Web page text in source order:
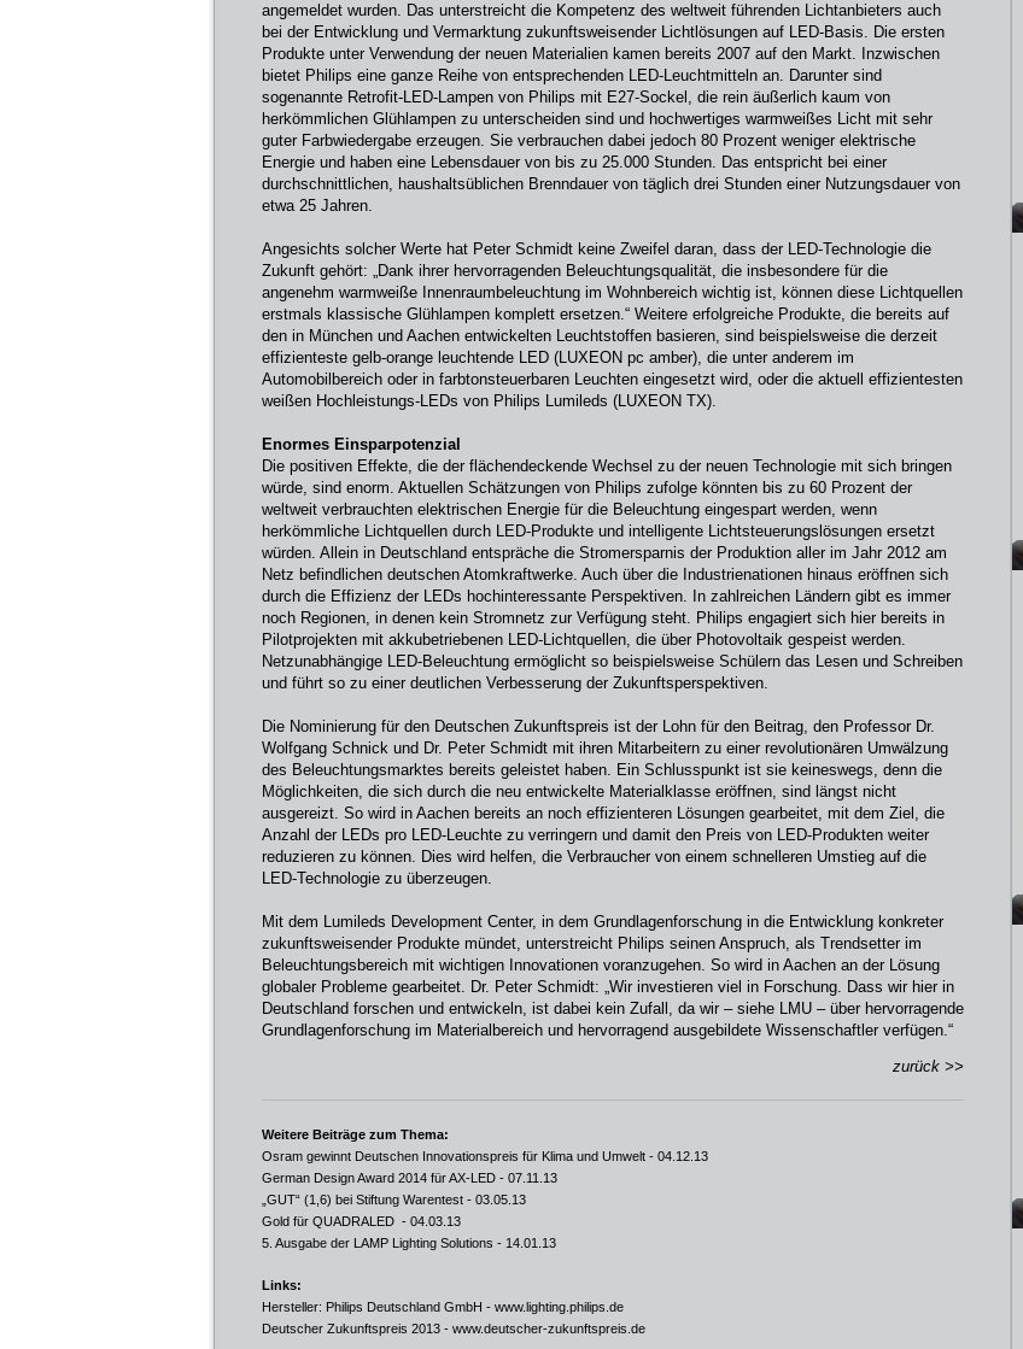
angemeldet wurden. Das unterstreicht die Kompetenz des weltweit führenden Lichtanbieters auch
bei der Entwicklung und Vermarktung zukunftsweisender Lichtlösungen auf LED-Basis. Die ersten
Produkte unter Verwendung der neuen Materialien kamen bereits 2007 auf den Markt. Inzwischen
bietet Philips eine ganze Reihe von entsprechenden LED-Leuchtmitteln an. Darunter sind
sogenannte Retrofit-LED-Lampen von Philips mit E27-Sockel, die rein äußerlich kaum von
herkömmlichen Glühlampen zu unterscheiden sind und hochwertiges warmweißes Licht mit sehr
guter Farbwiedergabe erzeugen. Sie verbrauchen dabei jedoch 80 Prozent weniger elektrische
Energie und haben eine Lebensdauer von bis zu 25.000 Stunden. Das entspricht bei einer
durchschnittlichen, haushaltsüblichen Brenndauer von täglich drei Stunden einer Nutzungsdauer von
etwa 25 Jahren.
Angesichts solcher Werte hat Peter Schmidt keine Zweifel daran, dass der LED-Technologie die
Zukunft gehört: „Dank ihrer hervorragenden Beleuchtungsqualität, die insbesondere für die
angenehm warmweiße Innenraumbeleuchtung im Wohnbereich wichtig ist, können diese Lichtquellen
erstmals klassische Glühlampen komplett ersetzen.“ Weitere erfolgreiche Produkte, die bereits auf
den in München und Aachen entwickelten Leuchtstoffen basieren, sind beispielsweise die derzeit
effizienteste gelb-orange leuchtende LED (LUXEON pc amber), die unter anderem im
Automobilbereich oder in farbtonsteuerbaren Leuchten eingesetzt wird, oder die aktuell effizientesten
weißen Hochleistungs-LEDs von Philips Lumileds (LUXEON TX).
Enormes Einsparpotenzial
Die positiven Effekte, die der flächendeckende Wechsel zu der neuen Technologie mit sich bringen
würde, sind enorm. Aktuellen Schätzungen von Philips zufolge könnten bis zu 60 Prozent der
weltweit verbrauchten elektrischen Energie für die Beleuchtung eingespart werden, wenn
herkömmliche Lichtquellen durch LED-Produkte und intelligente Lichtsteuerungslösungen ersetzt
würden. Allein in Deutschland entspräche die Stromersparnis der Produktion aller im Jahr 2012 am
Netz befindlichen deutschen Atomkraftwerke. Auch über die Industrienationen hinaus eröffnen sich
durch die Effizienz der LEDs hochinteressante Perspektiven. In zahlreichen Ländern gibt es immer
noch Regionen, in denen kein Stromnetz zur Verfügung steht. Philips engagiert sich hier bereits in
Pilotprojekten mit akkubetriebenen LED-Lichtquellen, die über Photovoltaik gespeist werden.
Netzunabhängige LED-Beleuchtung ermöglicht so beispielsweise Schülern das Lesen und Schreiben
und führt so zu einer deutlichen Verbesserung der Zukunftsperspektiven.
Die Nominierung für den Deutschen Zukunftspreis ist der Lohn für den Beitrag, den Professor Dr.
Wolfgang Schnick und Dr. Peter Schmidt mit ihren Mitarbeitern zu einer revolutionären Umwälzung
des Beleuchtungsmarktes bereits geleistet haben. Ein Schlusspunkt ist sie keineswegs, denn die
Möglichkeiten, die sich durch die neu entwickelte Materialklasse eröffnen, sind längst nicht
ausgereizt. So wird in Aachen bereits an noch effizienteren Lösungen gearbeitet, mit dem Ziel, die
Anzahl der LEDs pro LED-Leuchte zu verringern und damit den Preis von LED-Produkten weiter
reduzieren zu können. Dies wird helfen, die Verbraucher von einem schnelleren Umstieg auf die
LED-Technologie zu überzeugen.
Mit dem Lumileds Development Center, in dem Grundlagenforschung in die Entwicklung konkreter
zukunftsweisender Produkte mündet, unterstreicht Philips seinen Anspruch, als Trendsetter im
Beleuchtungsbereich mit wichtigen Innovationen voranzugehen. So wird in Aachen an der Lösung
globaler Probleme gearbeitet. Dr. Peter Schmidt: „Wir investieren viel in Forschung. Dass wir hier in
Deutschland forschen und entwickeln, ist dabei kein Zufall, da wir – siehe LMU – über hervorragende
Grundlagenforschung im Materialbereich und hervorragend ausgebildete Wissenschaftler verfügen.“
zurück >>
Weitere Beiträge zum Thema:
Osram gewinnt Deutschen Innovationspreis für Klima und Umwelt - 04.12.13
German Design Award 2014 für AX-LED - 07.11.13
„GUT“ (1,6) bei Stiftung Warentest - 03.05.13
Gold für QUADRALED - 04.03.13
5. Ausgabe der LAMP Lighting Solutions - 14.01.13
Links:
Hersteller: Philips Deutschland GmbH - www.lighting.philips.de
Deutscher Zukunftspreis 2013 - www.deutscher-zukunftspreis.de